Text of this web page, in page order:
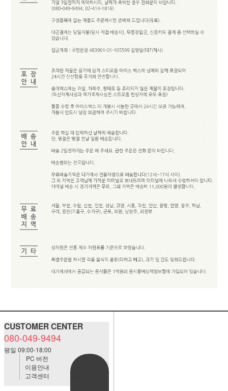
CUSTOMER CENTER
080-049-9494
평일 09:00-18:00
PC 버전
이용안내
고객센터